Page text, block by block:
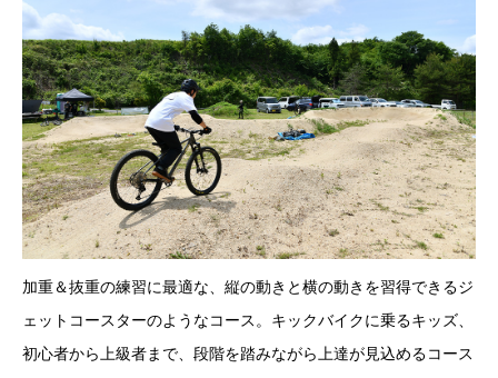
加重＆抜重の練習に最適な、縦の動きと横の動きを習得できるジ
ェットコースターのようなコース。キックバイクに乗るキッズ、
初心者から上級者まで、段階を踏みながら上達が見込めるコース